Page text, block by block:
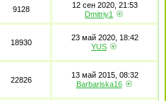
9128
12 сен 2020, 21:53
Dmitriy1
18930
23 май 2020, 18:42
YUS
22826
13 май 2015, 08:32
Barbariska16